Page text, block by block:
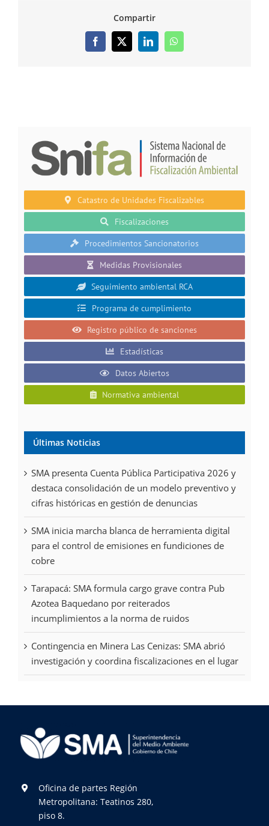
Compartir
Facebook
X LinkedInWhatsApp
Catastro de Unidades Fiscalizables
Fiscalizaciones
Procedimientos Sancionatorios
Medidas Provisionales
Seguimiento ambiental RCA
Programa de cumplimiento
Registro público de sanciones
Estadísticas
Datos Abiertos
Normativa ambiental
Últimas Noticias
SMA presenta Cuenta Pública Participativa 2026 y
destaca consolidación de un modelo preventivo y
cifras históricas en gestión de denuncias
SMA inicia marcha blanca de herramienta digital
para el control de emisiones en fundiciones de
cobre
Tarapacá: SMA formula cargo grave contra Pub
Azotea Baquedano por reiterados
incumplimientos a la norma de ruidos
Contingencia en Minera Las Cenizas: SMA abrió
investigación y coordina fiscalizaciones en el lugar
Oficina de partes Región
Metropolitana: Teatinos 280,
piso 8.